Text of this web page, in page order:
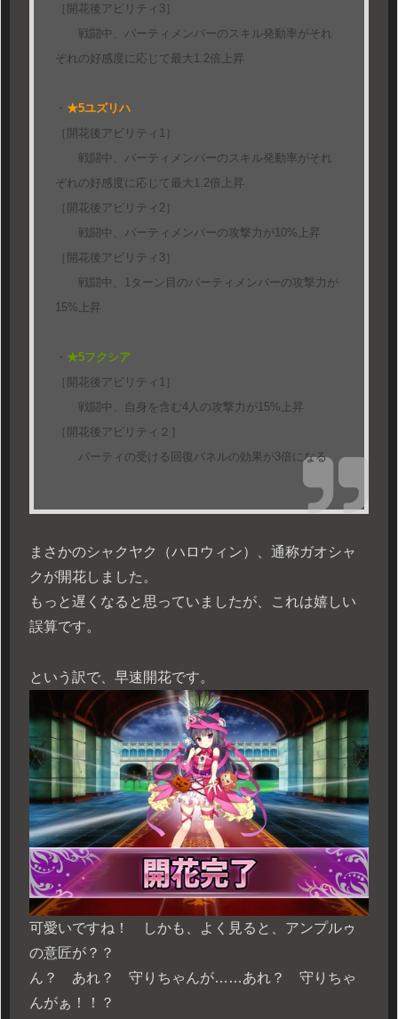
［開花後アビリティ3］
戦闘中、パーティメンバーのスキル発動率がそれ
ぞれの好感度に応じて最大1.2倍上昇
・ ★5ユズリハ
［開花後アビリティ1］
戦闘中、パーティメンバーのスキル発動率がそれ
ぞれの好感度に応じて最大1.2倍上昇
［開花後アビリティ2］
戦闘中、パーティメンバーの攻撃力が10%上昇
［開花後アビリティ3］
戦闘中、1ターン目のパーティメンバーの攻撃力が
15%上昇
・ ★5フクシア
［開花後アビリティ1］
戦闘中、自身を含む4人の攻撃力が15%上昇
［開花後アビリティ２］
パーティの受ける回復パネルの効果が3倍になる
まさかのシャクヤク（ハロウィン）、通称ガオシャ
クが開花しました。
もっと遅くなると思っていましたが、これは嬉しい
誤算です。
という訳で、早速開花です。
可愛いですね！ しかも、よく見ると、アンプルゥ
の意匠が？？
ん？ あれ？ 守りちゃんが……あれ？ 守りちゃ
んがぁ！！？